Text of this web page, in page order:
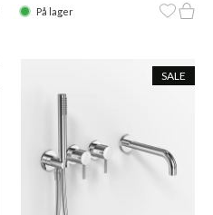
På lager
SALE